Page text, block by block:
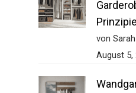
von
August 5,